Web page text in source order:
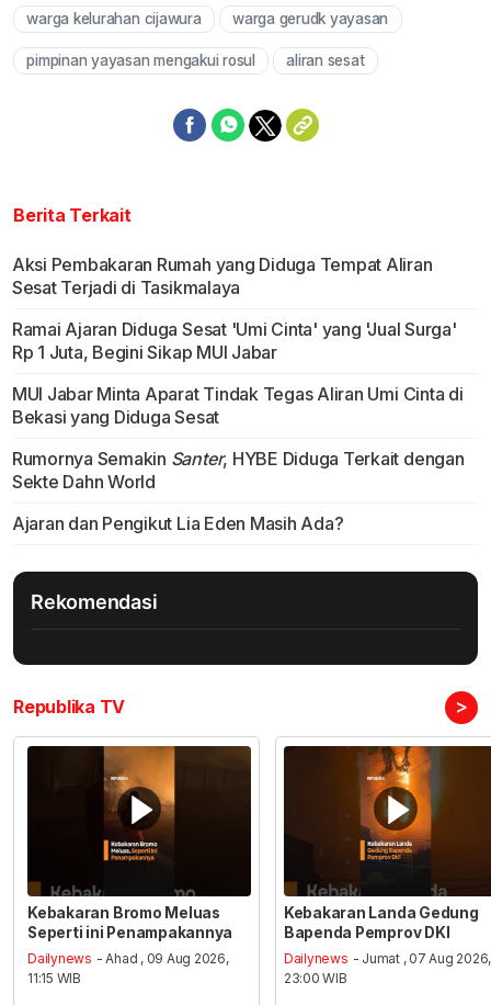
Mute
warga kelurahan cijawura warga gerudk yayasan
pimpinan yayasan mengakui rosul aliran sesat
Berita Terkait
Aksi Pembakaran Rumah yang Diduga Tempat Aliran
Sesat Terjadi di Tasikmalaya
Ramai Ajaran Diduga Sesat 'Umi Cinta' yang 'Jual Surga'
Rp 1 Juta, Begini Sikap MUI Jabar
MUI Jabar Minta Aparat Tindak Tegas Aliran Umi Cinta di
Bekasi yang Diduga Sesat
Rumornya Semakin Santer, HYBE Diduga Terkait dengan
Sekte Dahn World
Ajaran dan Pengikut Lia Eden Masih Ada?
Rekomendasi
Republika TV >
Kebakaran Bromo Meluas
Seperti ini Penampakannya
Dailynews - Ahad , 09 Aug 2026,
11:15 WIB
Kebakaran Landa Gedung
Bapenda Pemprov DKI
Dailynews - Jumat , 07 Aug 2026,
23:00 WIB